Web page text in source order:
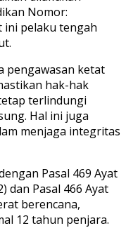
Nomor:
ini pelaku tengah
pengawasan ketat
hak-hak
terlindungi
Hal ini juga
menjaga integritas
Pasal 469 Ayat
dan Pasal 466 Ayat
berencana,
12 tahun penjara.